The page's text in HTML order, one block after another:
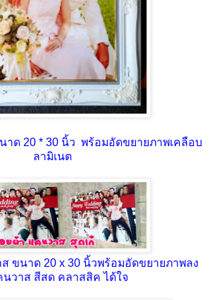
าด 20 * 30 นิ้ว พร้อมอัดขยายภาพเคลือบ
ลามิเนต
ขนาด 20 x 30 นิ้วพร้อมอัดขยายภาพลง
นวาส สีสด คลาสสิค ได้ใจ